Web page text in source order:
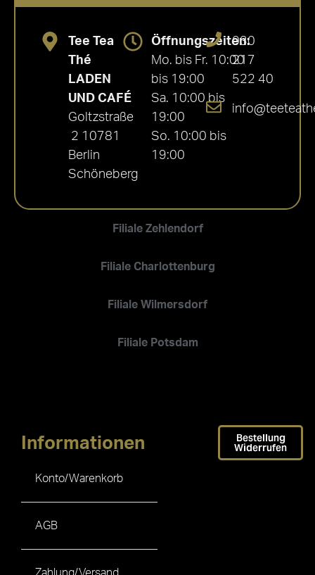
Filiale Zehlendorf
Filiale Charlottenburg
Filiale Wilmersdorf
Filiale Potsdam
Tee Tea
Thé
LADEN
UND CAFÉ
Goltzstraße
2 10781
Berlin
Schöneberg
Öffnungszeiten:
Mo. bis Fr. 10:00
bis 19:00
Sa. 10:00 bis
19:00
So. 10:00 bis
19:00
030
217
522 40
Informationen
Konto/Warenkorb
AGB
Bestellung
Widerrufen